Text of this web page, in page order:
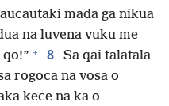
mada ga nikua
na luvena vuku me
+ 8
Sa qai talatala
rogoca na vosa o
kece na ka o